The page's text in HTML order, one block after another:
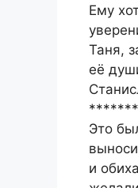
Ему
Таня,
её
*******
Это
и